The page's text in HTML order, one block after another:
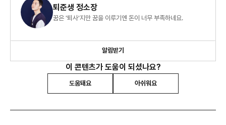
퇴준생 정소장
꿈은 '퇴사'지만 꿈을 이루기엔 돈이 너무 부족하네요.
알림받기
이 콘텐츠가 도움이 되셨나요?
도움돼요 아쉬워요